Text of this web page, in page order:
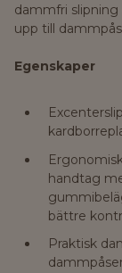
dammfri
upp till
Egenskaper
handtag
bättre
Praktisk